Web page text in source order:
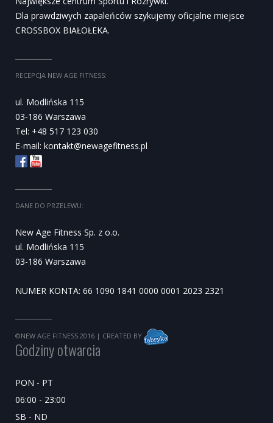
Dla prawdziwych zapaleńców szykujemy oficjalne miejsce
CROSSBOX BIAŁOŁEKA.
RECEPCJA NEW AGE FITNESS:
ul. Modlińska 115
03-186 Warszawa
Tel: +48 517 123 030
E-mail: kontakt@newagefitness.pl
DANE DO PRZELEWU:
New Age Fitness Sp. z o.o.
ul. Modlińska 115
03-186 Warszawa
NUMER KONTA: 66 1090 1841 0000 0001 2023 2321
©NEW AGE FITNESS 2016 | CREATED BY
Godziny otwarcia
PON - PT
06:00 - 23:00
SB - ND